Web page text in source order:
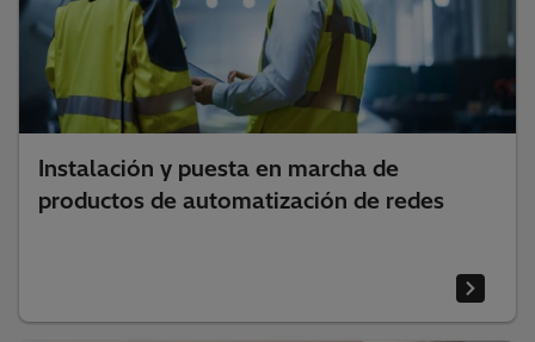
Instalación y puesta en marcha de
productos de automatización de redes